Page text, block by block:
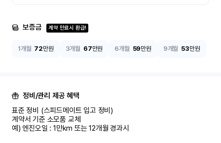
보증금 계약 만료시 환급!
1개월 72만원 3개월 67만원 6개월 59만원 9개월 53만원
정비/관리 제공 혜택
표준 정비 (스피드메이트 입고 정비)
계약서 기준 소모품 교체
예) 엔진오일 : 1만km 또는 12개월 경과시